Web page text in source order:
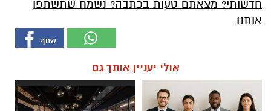
חדשותי? מצאתם טעות בכתבה? נשמח שתשתפו
אותנו
אולי יעניין אותך גם